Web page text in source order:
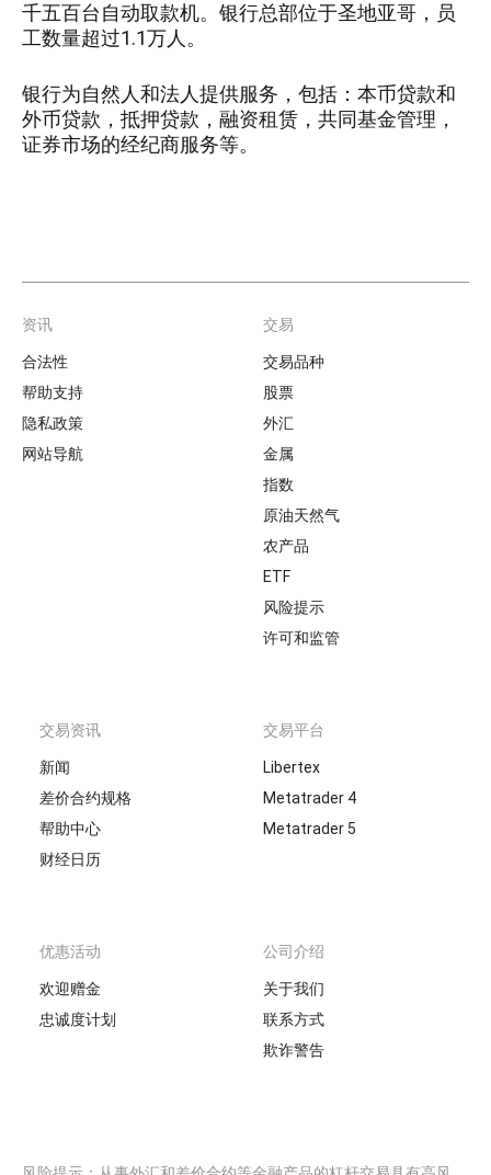
千五百台自动取款机。银行总部位于圣地亚哥，员
工数量超过1.1万人。
银行为自然人和法人提供服务，包括：本币贷款和
外币贷款，抵押贷款，融资租赁，共同基金管理，
证券市场的经纪商服务等。
Footer
资讯
合法性
帮助支持
隐私政策
网站导航
交易
交易品种
股票
外汇
金属
指数
原油天然气
农产品
ETF
风险提示
许可和监管
交易资讯
新闻
差价合约规格
帮助中心
财经日历
交易平台
Libertex
Metatrader 4
Metatrader 5
优惠活动
欢迎赠金
忠诚度计划
公司介绍
关于我们
联系方式
欺诈警告